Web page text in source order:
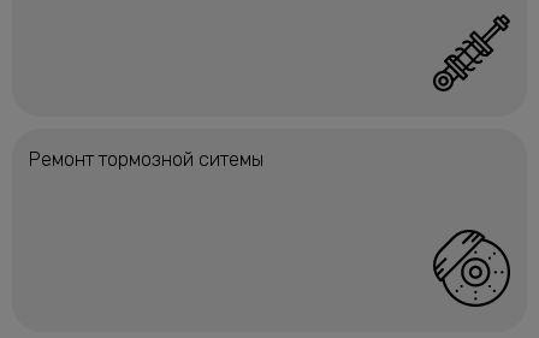
Ремонт тормозной ситемы